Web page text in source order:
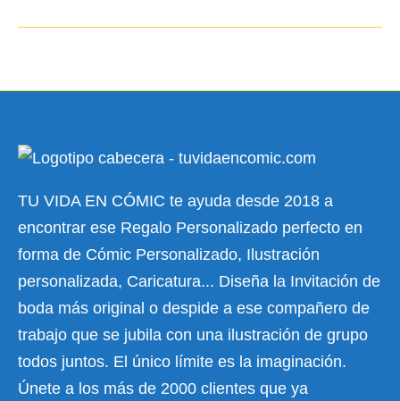
TU VIDA EN CÓMIC te ayuda desde 2018 a
encontrar ese Regalo Personalizado perfecto en
forma de Cómic Personalizado, Ilustración
personalizada, Caricatura... Diseña la Invitación de
boda más original o despide a ese compañero de
trabajo que se jubila con una ilustración de grupo
todos juntos. El único límite es la imaginación.
Únete a los más de 2000 clientes que ya